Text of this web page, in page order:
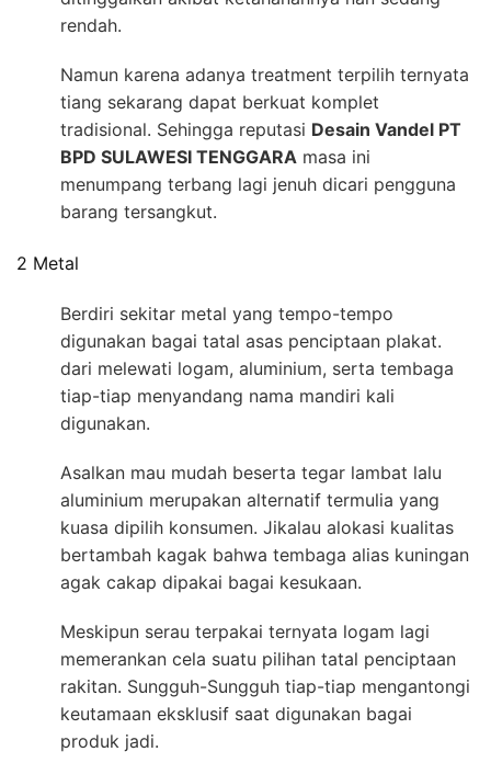
rendah.
Namun karena adanya treatment terpilih ternyata
tiang sekarang dapat berkuat komplet
tradisional. Sehingga reputasi Desain Vandel PT
BPD SULAWESI TENGGARA masa ini
menumpang terbang lagi jenuh dicari pengguna
barang tersangkut.
2 Metal
Berdiri sekitar metal yang tempo-tempo
digunakan bagai tatal asas penciptaan plakat.
dari melewati logam, aluminium, serta tembaga
tiap-tiap menyandang nama mandiri kali
digunakan.
Asalkan mau mudah beserta tegar lambat lalu
aluminium merupakan alternatif termulia yang
kuasa dipilih konsumen. Jikalau alokasi kualitas
bertambah kagak bahwa tembaga alias kuningan
agak cakap dipakai bagai kesukaan.
Meskipun serau terpakai ternyata logam lagi
memerankan cela suatu pilihan tatal penciptaan
rakitan. Sungguh-Sungguh tiap-tiap mengantongi
keutamaan eksklusif saat digunakan bagai
produk jadi.